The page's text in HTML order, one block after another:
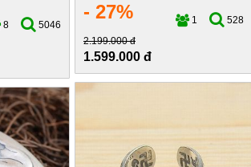
8
5046
- 27% 1
528
2.199.000 đ
1.599.000 đ